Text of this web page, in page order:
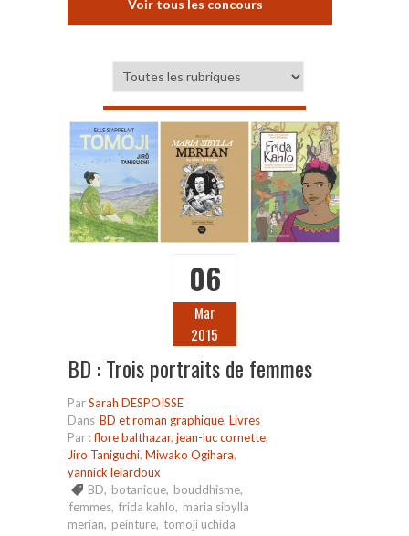
Voir tous les concours
06
Mar
2015
BD : Trois portraits de femmes
ParSarah DESPOISSE
Dans BD et roman graphique, Livres
Par :flore balthazar, jean-luc cornette,
Jiro Taniguchi, Miwako Ogihara,
yannick lelardoux
BD, botanique, bouddhisme,
femmes, frida kahlo, maria sibylla
merian, peinture, tomoji uchida